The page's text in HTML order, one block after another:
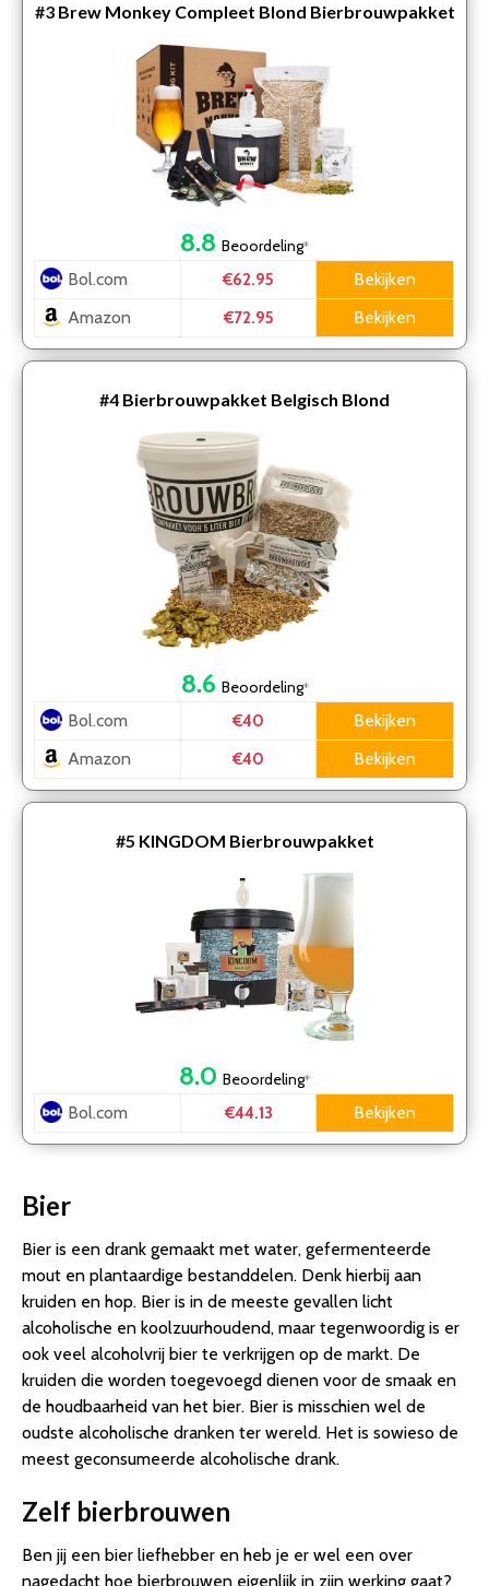
#3 Brew Monkey Compleet Blond Bierbrouwpakket
8.8 Beoordeling*
Bol.com €62.95
Bekijken
Amazon
€72.95 Bekijken
#4 Bierbrouwpakket Belgisch Blond
8.6 Beoordeling*
Bol.com €40
Bekijken
Amazon
€40 Bekijken
#5 KINGDOM Bierbrouwpakket
8.0 Beoordeling*
Bol.com €44.13 Bekijken
Bier
Bier is een drank gemaakt met water, gefermenteerde
mout en plantaardige bestanddelen. Denk hierbij aan
kruiden en hop. Bier is in de meeste gevallen licht
alcoholische en koolzuurhoudend, maar tegenwoordig is er
ook veel alcoholvrij bier te verkrijgen op de markt. De
kruiden die worden toegevoegd dienen voor de smaak en
de houdbaarheid van het bier. Bier is misschien wel de
oudste alcoholische dranken ter wereld. Het is sowieso de
meest geconsumeerde alcoholische drank.
Zelf bierbrouwen
Ben jij een bier liefhebber en heb je er wel een over
nagedacht hoe bierbrouwen eigenlijk in zijn werking gaat?